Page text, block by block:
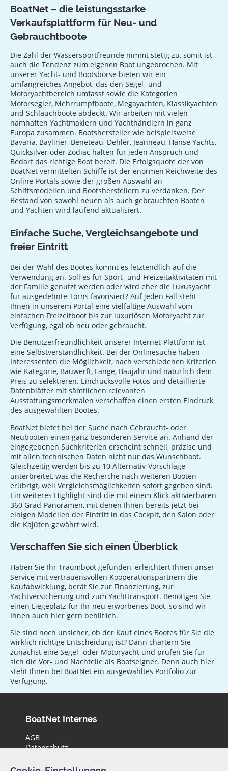
BoatNet – die leistungsstarke
Verkaufsplattform für Neu- und
Gebrauchtboote
Die Zahl der Wassersportfreunde nimmt stetig zu, somit ist
auch die Tendenz zum eigenen Boot ungebrochen. Mit
unserer Yacht- und Bootsbörse bieten wir ein
umfangreiches Angebot, das den Segel- und
Motoryachtbereich umfasst sowie die Kategorien
Motorsegler, Mehrrumpfboote, Megayachten, Klassikyachten
und Schlauchboote abdeckt. Wir arbeiten mit vielen
namhaften Yachtmaklern und Yachthändlern in ganz
Europa zusammen. Bootshersteller wie beispielsweise
Bavaria, Bayliner, Beneteau, Dehler, Jeanneau, Hanse Yachts,
Quicksilver oder Zodiac halten für jeden Anspruch und
Bedarf das richtige Boot bereit. Die Erfolgsquote der von
BoatNet vermittelten Schiffe ist der enormen Reichweite des
Online-Portals sowie der großen Auswahl an
Schiffsmodellen und Bootsherstellern zu verdanken. Der
Bestand von sowohl neuen als auch gebrauchten Booten
und Yachten wird laufend aktualisiert.
Einfache Suche, Vergleichsangebote und
freier Eintritt
Bei der Wahl des Bootes kommt es letztendlich auf die
Verwendung an. Soll es für Sport- und Freizeitaktivitäten mit
der Familie genutzt werden oder wird eher die Luxusyacht
für ausgedehnte Törns favorisiert? Auf jeden Fall steht
Ihnen in unserem Portal eine vielfältige Auswahl vom
einfachen Freizeitboot bis zur luxuriösen Motoryacht zur
Verfügung, egal ob neu oder gebraucht.
Die Benutzerfreundlichkeit unserer Internet-Plattform ist
eine Selbstverständlichkeit. Bei der Onlinesuche haben
Interessenten die Möglichkeit, nach verschiedenen Kriterien
wie Kategorie, Bauwerft, Länge, Baujahr und natürlich dem
Preis zu selektieren. Eindrucksvolle Fotos und detaillierte
Datenblätter mit sämtlichen relevanten
Ausstattungsmerkmalen verschaffen einen ersten Eindruck
des ausgewählten Bootes.
BoatNet bietet bei der Suche nach Gebraucht- oder
Neubooten einen ganz besonderen Service an. Anhand der
eingegebenen Suchkriterien erscheint schnell, präzise und
mit allen technischen Daten nicht nur das Wunschboot.
Gleichzeitig werden bis zu 10 Alternativ-Vorschläge
unterbreitet, was die Recherche nach weiteren Booten
erübrigt, weil Vergleichsmöglichkeiten sofort gegeben sind.
Ein weiteres Highlight sind die mit einem Klick aktivierbaren
360 Grad-Panoramen, mit denen Ihnen bereits jetzt bei
einigen Modellen der Eintritt in das Cockpit, den Salon oder
die Kajüten gewährt wird.
Verschaffen Sie sich einen Überblick
Haben Sie Ihr Traumboot gefunden, erleichtert Ihnen unser
Service mit vertrauensvollen Kooperationspartnern die
Kaufabwicklung, berät Sie zur Finanzierung, zur
Yachtversicherung und zum Yachttransport. Benötigen Sie
einen Liegeplatz für Ihr neu erworbenes Boot, so sind wir
Ihnen auch hier gern behilflich.
Sie sind noch unsicher, ob der Kauf eines Bootes für Sie die
wirklich richtige Entscheidung ist? Dann chartern Sie
zunächst eine Segel- oder Motoryacht und prüfen Sie für
sich die Vor- und Nachteile als Bootseigner. Denn auch hier
steht Ihnen bei BoatNet ein ausgewähltes Portfolio zur
Verfügung.
BoatNet Internes
AGB
Datenschutz
Impressum